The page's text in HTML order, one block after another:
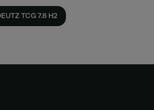
TCG 7.8 H2